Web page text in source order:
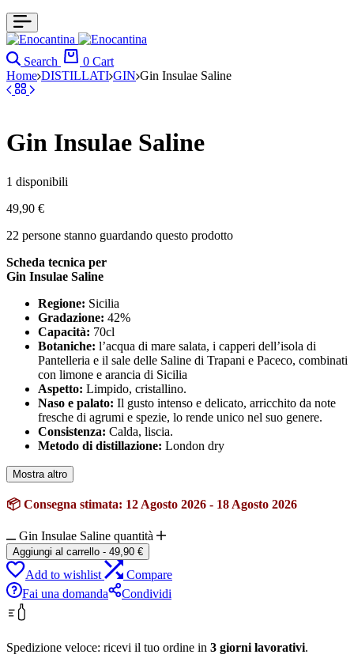
Search 0 Cart
Home DISTILLATI GIN Gin Insulae Saline
Gin Insulae Saline
1 disponibili
49,90 €
22 persone stanno guardando questo prodotto
Scheda tecnica per
Gin Insulae Saline
Regione: Sicilia
Gradazione: 42%
Capacità: 70cl
Botaniche: l’acqua di mare salata, i capperi dell’isola di
Pantelleria e il sale delle Saline di Trapani e Paceco, combinati
con limone e arancia di Sicilia
Aspetto: Limpido, cristallino.
Naso e palato: Il gusto intenso e delicato, arricchito da note
fresche di agrumi e spezie, lo rende unico nel suo genere.
Consistenza: Calda, liscia.
Metodo di distillazione: London dry
Mostra altro
📦 Consegna stimata: 12 Agosto 2026 - 18 Agosto 2026
Gin Insulae Saline quantità
Aggiungi al carrello - 49,90 €
Add to wishlist
Compare
Fai una domanda
Condividi
Spedizione veloce: ricevi il tuo ordine in 3 giorni lavorativi.